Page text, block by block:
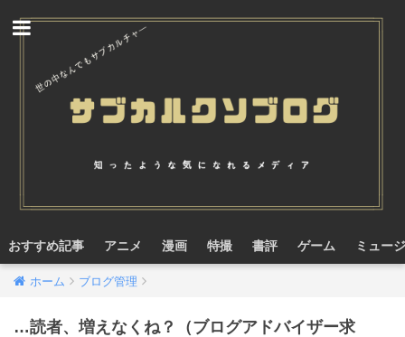
おすすめ記事 アニメ 漫画 特撮 書評 ゲーム ミュー
ホーム ブログ管理
…読者、増えなくね？（ブログアドバイザー求